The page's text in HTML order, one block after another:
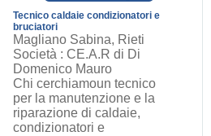
Tecnico caldaie condizionatori e
bruciatori
Magliano Sabina, Rieti
Società : CE.A.R di Di
Domenico Mauro
Chi cerchiamoun tecnico
per la manutenzione e la
riparazione di caldaie,
condizionatori e